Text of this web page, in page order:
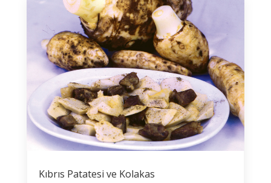
Kıbrıs Patatesi ve Kolakas